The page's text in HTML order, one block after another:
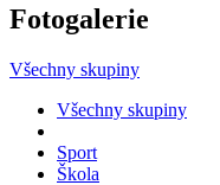
Fotogalerie
Všechny skupiny
Všechny skupiny
Sport
Škola